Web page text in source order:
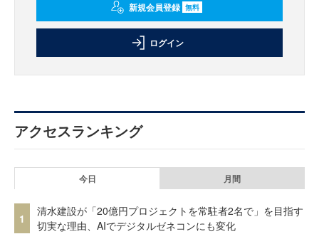
新規会員登録 無料
ログイン
アクセスランキング
今日 月間
1
清水建設が「20億円プロジェクトを常駐者2名で」を目指す
切実な理由、AIでデジタルゼネコンにも変化